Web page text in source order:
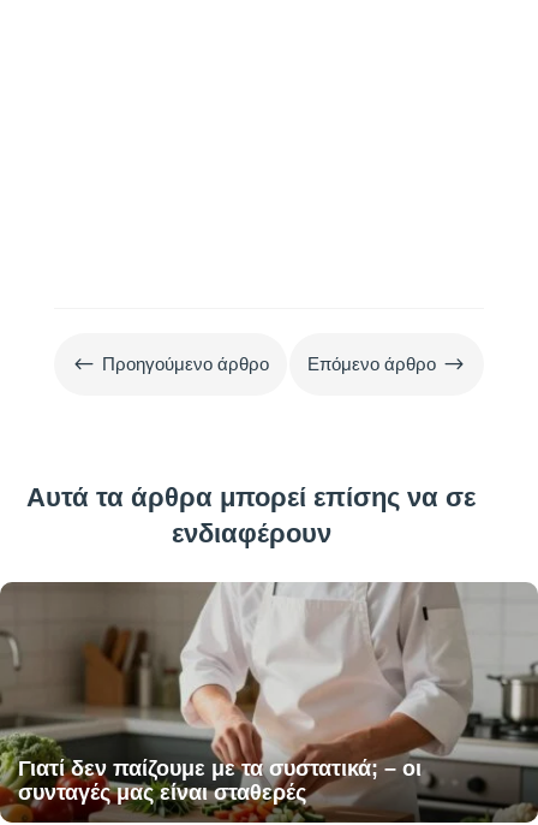
# Προηγούμενο άρθρο Επόμενο άρθρο $
Αυτά τα άρθρα μπορεί επίσης να σε
ενδιαφέρουν
Γιατί δεν παίζουμε με τα συστατικά; – οι
συνταγές μας είναι σταθερές